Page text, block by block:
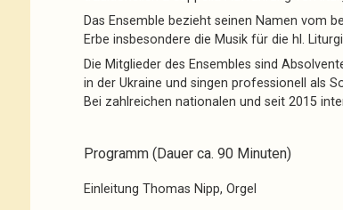
Das Ensemble bezieht seinen Namen vom
Erbe insbesondere die Musik für die hl.
Die Mitglieder des Ensembles sind
in der Ukraine und singen professionell als
Bei zahlreichen nationalen und seit 2015
Programm (Dauer ca. 90 Minuten)
Einleitung Thomas Nipp, Orgel